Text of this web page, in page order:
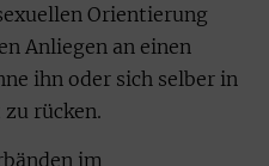
Orientierung
Anliegen an einen
ihn oder sich selber in
rücken.
im